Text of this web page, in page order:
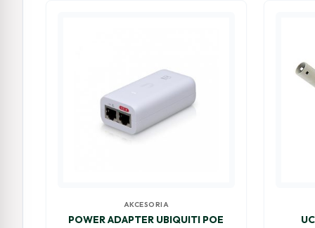
AKCESORIA
POWER ADAPTER UBIQUITI POE